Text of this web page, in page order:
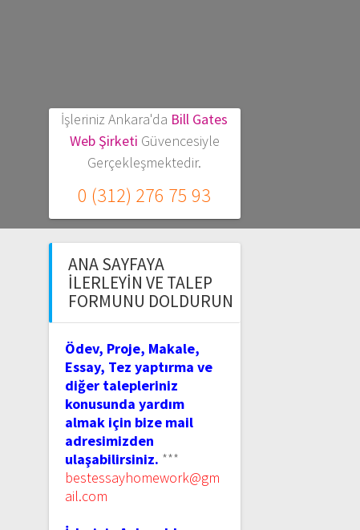
İşleriniz Ankara'da Bill Gates
Web Şirketi Güvencesiyle
Gerçekleşmektedir.
0 (312) 276 75 93
ANA SAYFAYA
İLERLEYIN VE TALEP
FORMUNU DOLDURUN
Ödev, Proje, Makale,
Essay, Tez yaptırma ve
diğer talepleriniz
konusunda yardım
almak için bize mail
adresimizden
ulaşabilirsiniz. ***
bestessayhomework@gm
ail.com